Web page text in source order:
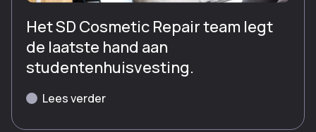
Het SD Cosmetic Repair team legt
de laatste hand aan
studentenhuisvesting.
Lees verder